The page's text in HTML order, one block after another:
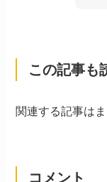
この記事も
関連する記事は
コメント